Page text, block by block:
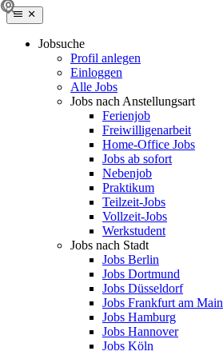
Jobsuche
Profil anlegen
Einloggen
Alle Jobs
Jobs nach Anstellungsart
Ferienjob
Freiwilligenarbeit
Home-Office Jobs
Jobs ab sofort
Nebenjob
Praktikum
Teilzeit-Jobs
Vollzeit-Jobs
Werkstudent
Jobs nach Stadt
Jobs Berlin
Jobs Dortmund
Jobs Düsseldorf
Jobs Frankfurt am Main
Jobs Hamburg
Jobs Hannover
Jobs Köln